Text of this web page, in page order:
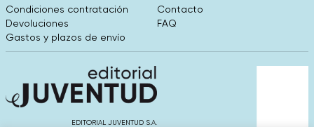
Condiciones contratación
Devoluciones
Gastos y plazos de envío
Contacto
FAQ
EDITORIAL JUVENTUD S.A.